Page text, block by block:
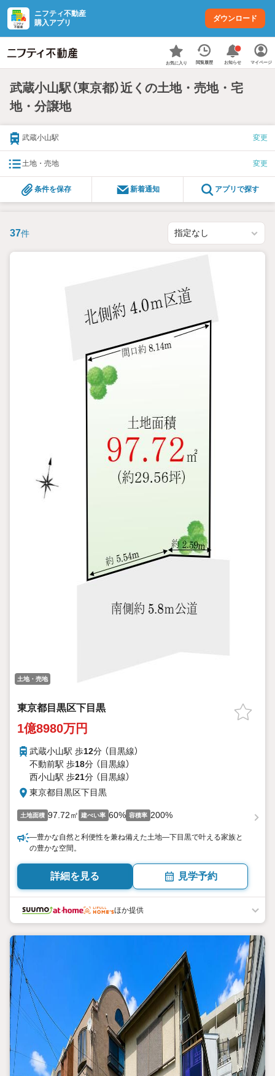
ニフティ不動産
購入アプリ
ダウンロード
お気に入り 閲覧履歴 お知らせ マイページ
武蔵小山駅（東京都）近くの土地・売地・宅
地・分譲地
武蔵小山駅 変更
土地・売地 変更
条件を保存 新着通知 アプリで探す
37件
土地・売地
東京都目黒区下目黒
1億8980万円
武蔵小山駅 歩12分 （目黒線）
不動前駅 歩18分 （目黒線）
西小山駅 歩21分 （目黒線）
東京都目黒区下目黒
土地面積 97.72㎡ 建ぺい率 60% 容積率 200%
—豊かな自然と利便性を兼ね備えた土地—下目黒で叶える家族と
の豊かな空間。
詳細を見る 見学予約
ほか提供